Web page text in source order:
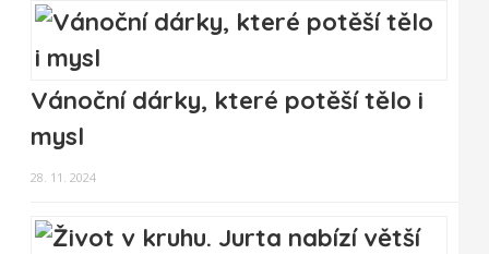
Vánoční dárky, které potěší tělo i
mysl
28. 11. 2024